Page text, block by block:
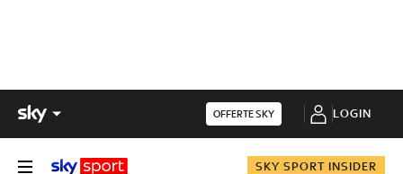
OFFERTE SKY LOGIN
SKY SPORT INSIDER